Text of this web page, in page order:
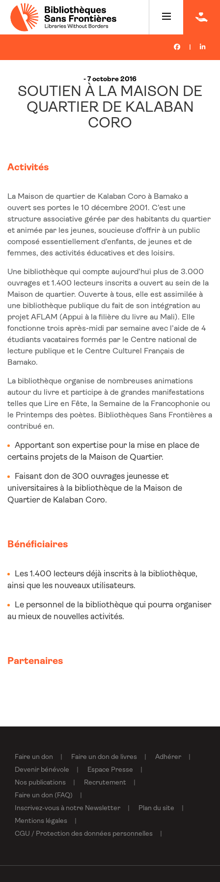
- 7 octobre 2016
SOUTIEN À LA MAISON DE
QUARTIER DE KALABAN
CORO
Activités
La Maison de quartier de Kalaban Coro à Bamako a
ouvert ses portes le 10 décembre 2001. C’est une
structure associative gérée par des habitants du quartier
et animée par les jeunes, soucieuse d’offrir à un public
composé essentiellement d’enfants, de jeunes et de
femmes, des activités éducatives et des loisirs.
Une bibliothèque qui compte aujourd’hui plus de 3.000
ouvrages et 1.400 lecteurs inscrits a ouvert au sein de la
Maison de quartier. Ouverte à tous, elle est assimilée à
une bibliothèque publique du fait de son intégration au
projet AFLAM (Appui à la filière du livre au Mali). Elle
fonctionne trois après-midi par semaine avec l’aide de 4
étudiants vacataires formés par le Centre national de
lecture publique et le Centre Culturel Français de
Bamako.
La bibliothèque organise de nombreuses animations
autour du livre et participe à de grandes manifestations
telles que Lire en Fête, la Semaine de la Francophonie ou
le Printemps des poètes. Bibliothèques Sans Frontières a
contribué en.
Apportant son expertise pour la mise en place de
certains projets de la Maison de Quartier.
Faisant don de 300 ouvrages jeunesse et
universitaires à la bibliothèque de la Maison de
Quartier de Kalaban Coro.
Bénéficiaires
Les 1.400 lecteurs déjà inscrits à la bibliothèque,
ainsi que les nouveaux utilisateurs.
Le personnel de la bibliothèque qui pourra organiser
au mieux de nouvelles activités.
Partenaires
Faire un don Faire un don de livres
Adhérer
Devenir bénévole
Espace Presse
Nos publications
Recrutement
Faire un don (FAQ)
Inscrivez-vous à notre Newsletter
Plan du site
Mentions légales
CGU / Protection des données personnelles